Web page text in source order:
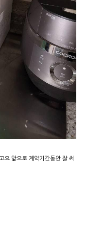
요 앞으로 계약기간동안 잘 써